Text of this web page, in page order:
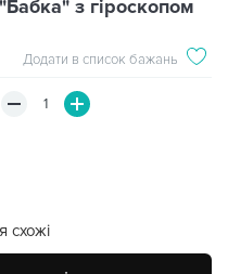
з гіроскопом
Додати в список бажань
схожі